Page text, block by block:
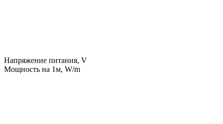
Напряжение питания, V
Мощность на 1м, W/m